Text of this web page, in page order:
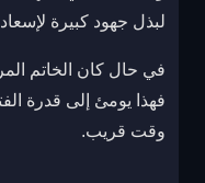
لبذل جهود كبيرة
في حال كان الخاتم
فهذا يومئ إلى قدرة
وقت قريب.